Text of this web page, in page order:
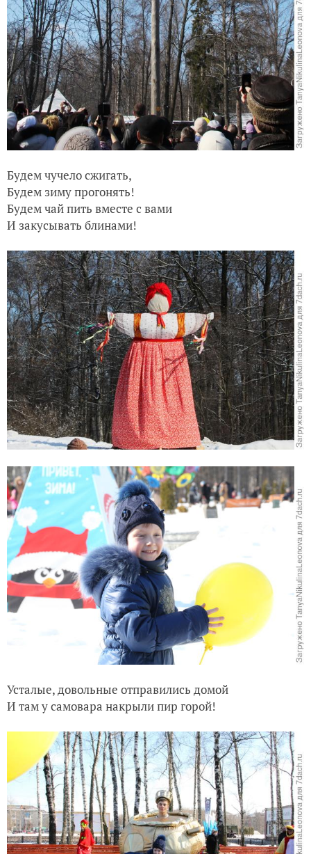
Будем чучело сжигать,
Будем зиму прогонять!
Будем чай пить вместе с вами
И закусывать блинами!
Усталые, довольные отправились домой
И там у самовара накрыли пир горой!